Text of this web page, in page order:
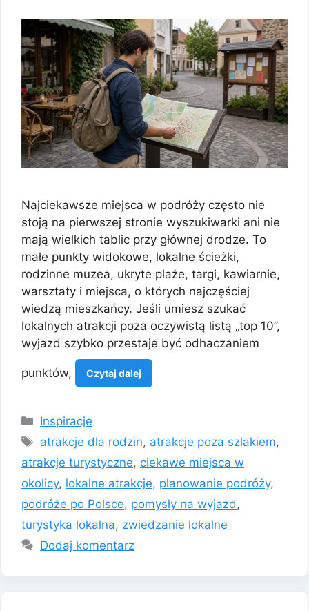
Najciekawsze miejsca w podróży często nie
stoją na pierwszej stronie wyszukiwarki ani nie
mają wielkich tablic przy głównej drodze. To
małe punkty widokowe, lokalne ścieżki,
rodzinne muzea, ukryte plaże, targi, kawiarnie,
warsztaty i miejsca, o których najczęściej
wiedzą mieszkańcy. Jeśli umiesz szukać
lokalnych atrakcji poza oczywistą listą „top 10”,
wyjazd szybko przestaje być odhaczaniem
punktów, Czytaj dalej
Kategorie
Inspiracje
Tagi
atrakcje dla rodzin, atrakcje poza szlakiem,
atrakcje turystyczne, ciekawe miejsca w
okolicy, lokalne atrakcje, planowanie podróży,
podróże po Polsce, pomysły na wyjazd ,
turystyka lokalna, zwiedzanie lokalne
Dodaj komentarz